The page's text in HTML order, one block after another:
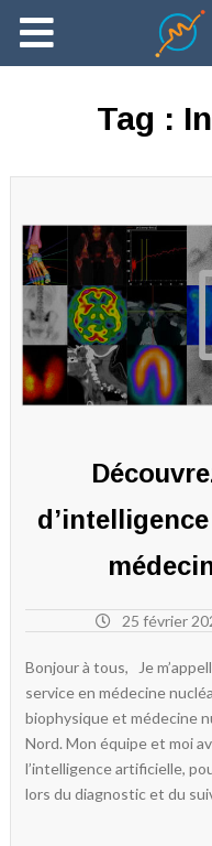
Ajouter du
Tag :
25 février
Bonjour à tous, Je
service en médecine
biophysique et médecine
Nord. Mon équipe et moi
l’intelligence artificielle,
lors du diagnostic et du